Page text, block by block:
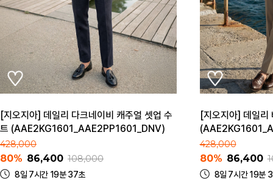
[지오지아] 데일리 다크네이비 캐주얼 셋업 수
트 (AAE2KG1601_AAE2PP1601_DNV)
428,000
80% 86,400 108,000
8일 7시간 19분 37초
[지오지아] 데일리
428,000
80% 86,400
8일 7시간 19분